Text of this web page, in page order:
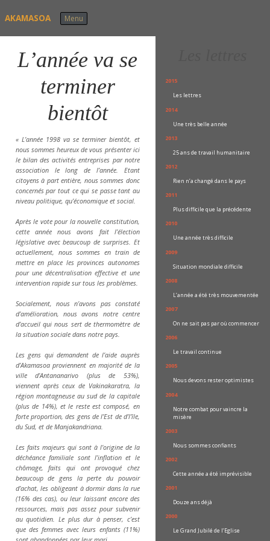
AKAMASOA Menu
L’année va se
terminer
bientôt
« L’année 1998 va se terminer bientôt, et
nous sommes heureux de vous présenter ici
le bilan des activités entreprises par notre
association le long de l’année. Etant
citoyens à part entière, nous sommes donc
concernés par tout ce qui se passe tant au
niveau politique, qu’économique et social.
Après le vote pour la nouvelle constitution,
cette année nous avons fait l’élection
législative avec beaucoup de surprises. Et
actuellement, nous sommes en train de
mettre en place les provinces autonomes
pour une décentralisation effective et une
intervention rapide sur tous les problèmes.
Socialement, nous n’avons pas constaté
d’amélioration, nous avons notre centre
d’accueil qui nous sert de thermomètre de
la situation sociale dans notre pays.
Les gens qui demandent de l’aide auprès
d’Akamasoa proviennent en majorité de la
ville d’Antananarivo (plus de 53%),
viennent après ceux de Vakinakaratra, la
région montagneuse au sud de la capitale
(plus de 14%), et le reste est composé, en
forte proportion, des gens de l’Est de d’l’île,
du Sud, et de Manjakandriana.
Les faits majeurs qui sont à l’origine de la
déchéance familiale sont l’inflation et le
chômage, faits qui ont provoqué chez
beaucoup de gens la perte du pouvoir
d’achat, les obligeant à dormir dans la rue
(16% des cas), ou leur laissant encore des
ressources, mais pas assez pour subvenir
au quotidien. Le plus dur à penser, c’est
que des femmes avec leurs enfants (11%)
2015
Les lettres
2014
Une très belle année
2013
25 ans de travail humanitaire
2012
Rien n’a changé dans le pays
2011
Plus difficile que la précédente
2010
Une année très difficile
2009
Situation mondiale difficile
2008
L’année a été très mouvementée
2007
On ne sait pas par où commencer
2006
Le travail continue
2005
Nous devons rester optimistes
2004
Notre combat pour vaincre la
misère
2003
Nous sommes confiants
2002
Cette année a été imprévisible
2001
Douze ans déjà
2000
Le Grand Jubilé de l’Eglise